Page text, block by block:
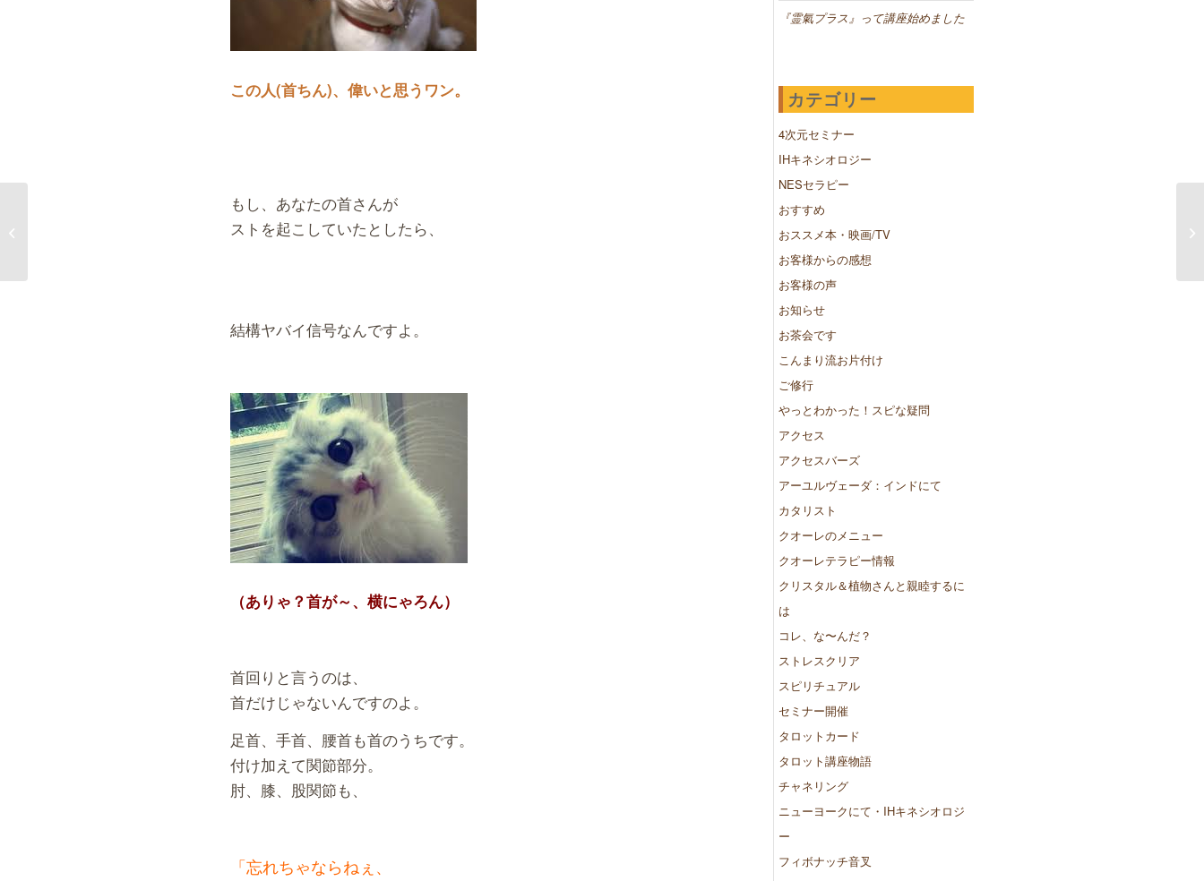
この人(首ちん)、偉いと思うワン。
もし、あなたの首さんが
ストを起こしていたとしたら、
結構ヤバイ信号なんですよ。
（ありゃ？首が～、横にゃろん）
首回りと言うのは、
首だけじゃないんですのよ。
足首、手首、腰首も首のうちです。
付け加えて関節部分。
肘、膝、股関節も、
「忘れちゃならねぇ、
『霊氣プラス』って講座始めました
カテゴリー
4次元セミナー
IHキネシオロジー
NESセラピー
おすすめ
おススメ本・映画/TV
お客様からの感想
お客様の声
お知らせ
お茶会です
こんまり流お片付け
ご修行
やっとわかった！スピな疑問
アクセス
アクセスバーズ
アーユルヴェーダ：インドにて
カタリスト
クオーレのメニュー
クオーレテラピー情報
クリスタル＆植物さんと親睦するに
は
コレ、な〜んだ？
ストレスクリア
スピリチュアル
セミナー開催
タロットカード
タロット講座物語
チャネリング
ニューヨークにて・IHキネシオロジ
ー
フィボナッチ音叉